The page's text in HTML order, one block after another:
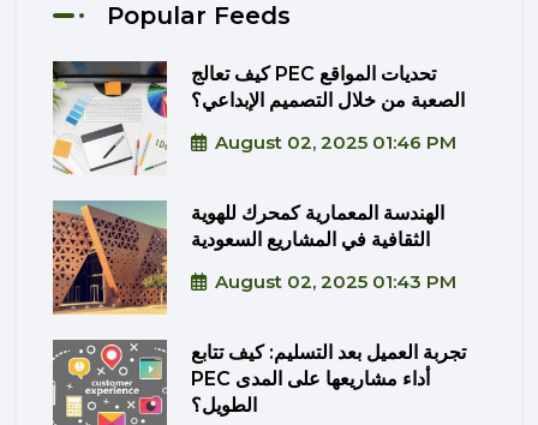
Popular Feeds
كيف تعالج PEC تحديات المواقع
الصعبة من خلال التصميم الإبداعي؟
August 02, 2025 01:46 PM
الهندسة المعمارية كمحرك للهوية
الثقافية في المشاريع السعودية
August 02, 2025 01:43 PM
تجربة العميل بعد التسليم: كيف تتابع
PEC أداء مشاريعها على المدى
الطويل؟